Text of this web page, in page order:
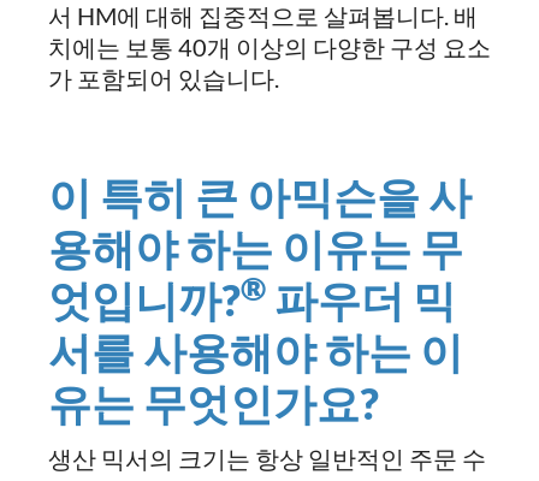
서 HM에 대해 집중적으로 살펴봅니다. 배
치에는 보통 40개 이상의 다양한 구성 요소
가 포함되어 있습니다.
이 특히 큰 아믹슨을 사
용해야하는 이유는 무
엇입니까?® 파우더 믹
서를 사용해야하는 이
유는 무엇인가요?
생산 믹서의 크기는 항상 일반적인 주문 수